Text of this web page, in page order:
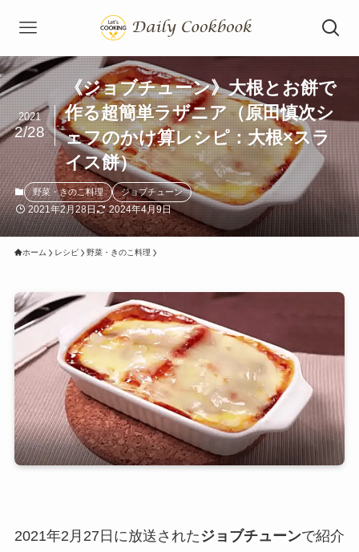
《ジョブチューン》大根とお餅で
作る超簡単ラザニア（原田慎次シ
ェフのかけ算レシピ：大根×スラ
イス餅）
2021
2/28
野菜・きのこ料理 ジョブチューン
2021年2月28日 2024年4月9日
ホーム レシピ 野菜・きのこ料理
2021年2月27日に放送された ジョブチューンで紹介